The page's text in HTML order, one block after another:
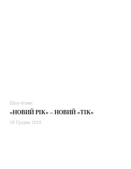
Шоу-бізнес
«НОВИЙ РІК» – НОВИЙ «ТІК»
18 Грудня 2019